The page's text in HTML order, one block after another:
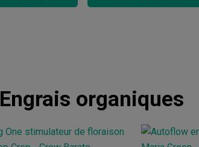
Engrais organiques